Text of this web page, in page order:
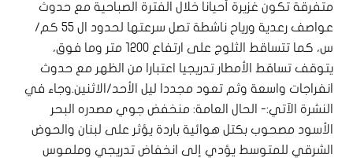
متفرقة تكون غزيرة أحيانا خلال الفترة الصباحية مع حدوث
عواصف رعدية ورياح ناشطة تصل سرعتها لحدود ال 55 كم/
س، كما تتساقط الثلوج على ارتفاع 1200 متر وما فوق،
يتوقف تساقط الأمطار تدريجيا اعتبارا من الظهر مع حدوث
انفراجات واسعة وثم تعود مجددا ليل الأحد/الاثنين.وجاء في
النشرة الآتي:- الحال العامة: منخفض جوي مصدره البحر
الأسود مصحوب بكتل هوائية باردة يؤثر على لبنان والحوض
الشرقي للمتوسط يؤدي إلى انخفاض تدريجي وملموس